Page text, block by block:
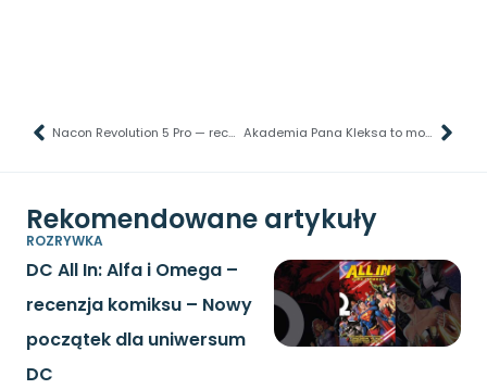
Nacon Revolution 5 Pro — recenzja pada — jeden pad, dziesiątki możliwości Akademia Pana Kleksa to mogła być dobra produkcja, ale… – recenzja filmu
Rekomendowane artykuły
ROZRYWKA
DC All In: Alfa i Omega –
recenzja komiksu – Nowy
początek dla uniwersum
DC